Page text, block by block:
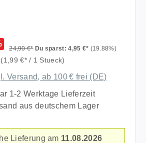
24,90 €* Du sparst: 4,95 €* (19.88%)
(1,99 €* / 1 Stueck)
Versand, ab 100 € frei (DE)
1-2 Werktage Lieferzeit
aus deutschem Lager
Lieferung am 11.08.2026